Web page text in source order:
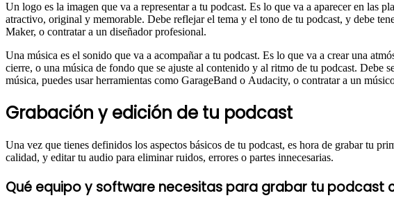
Un logo es la imagen que va a representar a tu podcast. Es lo que va a aparecer en las
atractivo, original y memorable. Debe reflejar el tema y el tono de tu podcast, y debe
Maker, o contratar a un diseñador profesional.
Una música es el sonido que va a acompañar a tu podcast. Es lo que va a crear una
cierre, o una música de fondo que se ajuste al contenido y al ritmo de tu podcast. Debe
música, puedes usar herramientas como GarageBand o Audacity, o contratar a un
Grabación y edición de tu podcast
Una vez que tienes definidos los aspectos básicos de tu podcast, es hora de grabar tu
calidad, y editar tu audio para eliminar ruidos, errores o partes innecesarias.
Qué equipo y software necesitas para grabar tu podcast